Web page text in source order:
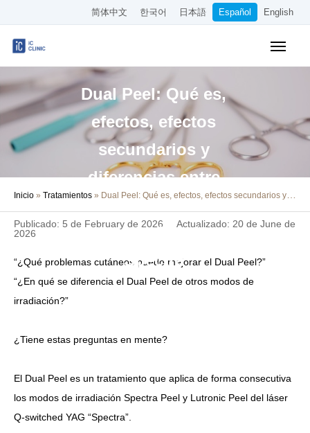
简体中文 한국어 日本語 Español English
Dual Peel: Qué es,
efectos, efectos
secundarios y
diferencias entre
los modos de
irradiación de
Spectra
Inicio » Tratamientos » Dual Peel: Qué es, efectos, efectos secundarios y diferencias entre los modos de irradiación de Spectra
Publicado: 5 de February de 2026
Actualizado: 20 de June de
2026
“¿Qué problemas cutáneos puede mejorar el Dual Peel?”
“¿En qué se diferencia el Dual Peel de otros modos de
irradiación?”
¿Tiene estas preguntas en mente?
El Dual Peel es un tratamiento que aplica de forma consecutiva
los modos de irradiación Spectra Peel y Lutronic Peel del láser
Q-switched YAG “Spectra”.
Tratamientos Estéticos
Precios
Cómo Llegar
Reserva Online
Empleo
Otros
Idioma